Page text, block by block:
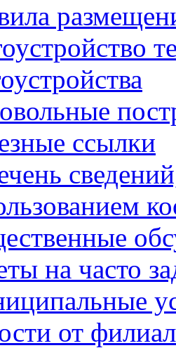
ссылки
на часто
от